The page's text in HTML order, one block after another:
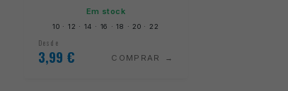
Em stock
10 · 12 · 14 · 16 · 18 · 20 · 22
Desde
3,99 € COMPRAR